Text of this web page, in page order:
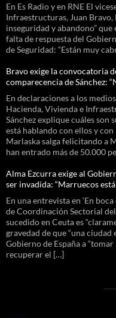
En Es Radio y en RNE El
Infraestructuras, Juan Bravo,
inseguridad y abandono”
falta de respuesta del
de Seguridad: “Están muy
Bravo exige la convocatoria
comparecencia de Sánchez:
En declaraciones a los
Hacienda, Vivienda e
Sánchez explique cuáles son
está hablando con ellos y
Marlaska salga felicitando a
han entrado más de 50.000
Alma Ezcurra exige al
ser invadida: “Marruecos
En una entrevista en ‘En
de Coordinación Sectorial
sucedido en Ceuta es
gravedad de que “una ciudad
Gobierno de España a
recuperar el […]